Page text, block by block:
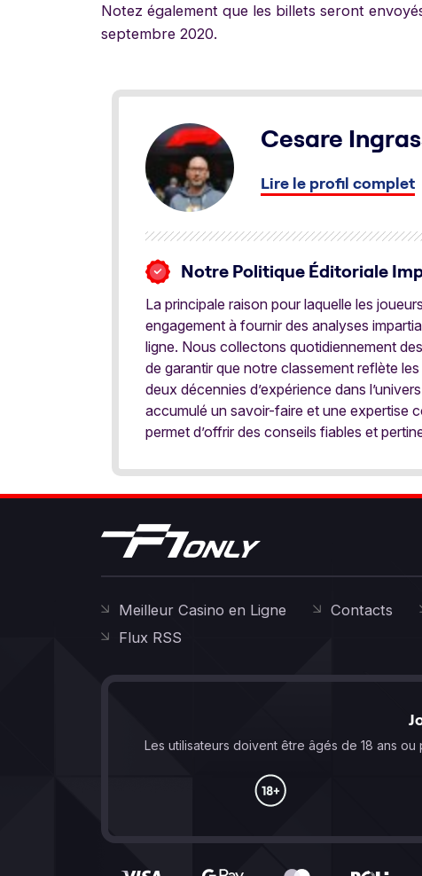
Notez également que les billets seront
septembre 2020.
Cesare
Lire le profil complet
Notre Politique Éditoriale
La principale raison pour laquelle les
engagement à fournir des analyses
ligne. Nous collectons quotidiennement
de garantir que notre classement reflète
deux décennies d’expérience dans
accumulé un savoir-faire et une expertise
permet d’offrir des conseils fiables et
Meilleur Casino en Ligne Contacts
Flux RSS
Les utilisateurs doivent être âgés de 18 ans